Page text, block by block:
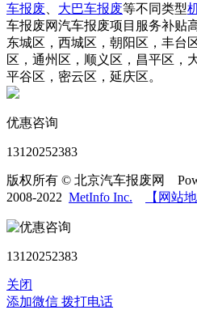
车报废
大巴车报废等不同类型
车报废网汽车报废项目服务补贴
东城区，西城区，朝阳区，丰台
区，通州区，顺义区，昌平区，
平谷区，密云区，延庆区。
优惠咨询
13120252383
版权所有 © 北京汽车报废网
2008-2022 MetInfo Inc. 【网站
13120252383
关闭
添加微信 拨打电话